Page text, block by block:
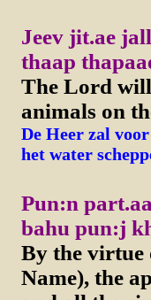
Jeev jit.ae
thaap
The Lord
animals on
De Heer zal
het water
Pun:n
bahu pun:j
By the virtue
Name), the